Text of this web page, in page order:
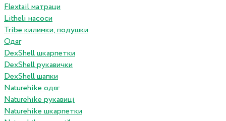
Flextail матраци
Litheli насоси
Tribe килимки, подушки
Одяг
DexShell шкарпетки
DexShell рукавички
DexShell шапки
Naturehike одяг
Naturehike рукавиці
Naturehike шкарпетки